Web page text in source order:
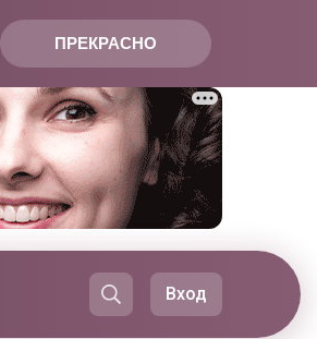
ПРЕКРАСНО
Вход